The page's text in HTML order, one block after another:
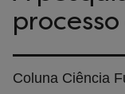
Coluna Ciência